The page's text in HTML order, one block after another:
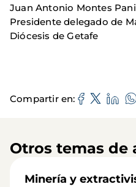
Juan Antonio Montes
Presidente delegado de
Diócesis de Getafe
Compartir en
Otros temas de
Minería y